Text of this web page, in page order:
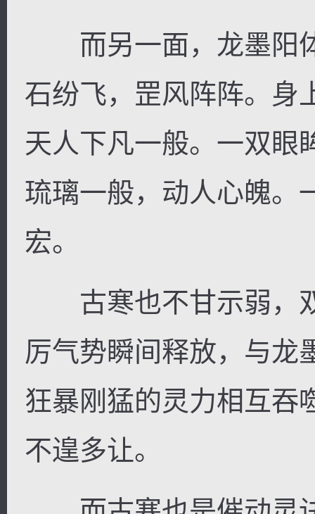
而另一面，龙墨阳
石纷飞，罡风阵阵。身
天人下凡一般。一双眼
琉璃一般，动人心魄。
宏。
古寒也不甘示弱，
厉气势瞬间释放，与龙
狂暴刚猛的灵力相互吞
不遑多让。